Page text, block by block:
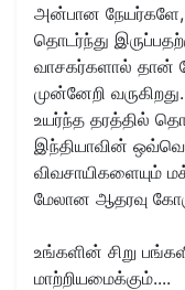
அன்பான நேயர்களே,
தொடர்ந்து
வாசகர்களால் தான்
முன்னேறி
உயர்ந்த தரத்தில்
இந்தியாவின்
விவசாயிகளையும்
மேலான ஆதரவு
உங்களின் சிறு
மாற்றியமைக்கும்....